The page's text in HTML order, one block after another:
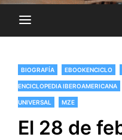
BIOGRAFÍA EBOOKENCICLO
ENCICLOPEDIA IBEROAMERICANA
UNIVERSAL MZE
El 28 de